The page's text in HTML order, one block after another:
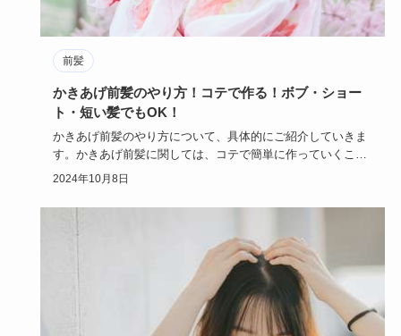
前髪
かきあげ前髪のやり方！コテで作る！ボブ・ショー
ト・短い髪でもOK！
かきあげ前髪のやり方について、具体的にご紹介していきま
す。かきあげ前髪に関しては、コテで簡単に作っていくこと
ができます。ボ…
2024年10月8日